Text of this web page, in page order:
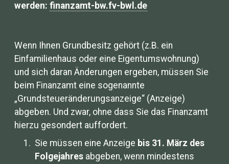
werden:finanzamt-bw.fv-bwl.de
Wenn Ihnen Grundbesitz gehört (z.B. ein
Einfamilienhaus oder eine Eigentumswohnung)
und sich daran Änderungen ergeben, müssen Sie
beim Finanzamt eine sogenannte
„Grundsteueränderungsanzeige“ (Anzeige)
abgeben. Und zwar, ohne dass Sie das Finanzamt
hierzu gesondert auffordert.
Sie müssen eine Anzeige bis 31. März des
Folgejahres abgeben, wenn mindestens